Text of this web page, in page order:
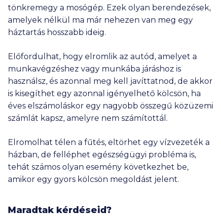
tönkremegy a mosógép. Ezek olyan berendezések,
amelyek nélkül ma már nehezen van meg egy
háztartás hosszabb ideig.
Előfordulhat, hogy elromlik az autód, amelyet a
munkavégzéshez vagy munkába járáshoz is
használsz, és azonnal meg kell javíttatnod, de akkor
is kisegíthet egy azonnal igényelhető kölcsön, ha
éves elszámoláskor egy nagyobb összegű közüzemi
számlát kapsz, amelyre nem számítottál.
Elromolhat télen a fűtés, eltörhet egy vízvezeték a
házban, de felléphet egészségügyi probléma is,
tehát számos olyan esemény következhet be,
amikor egy gyors kölcsön megoldást jelent.
Maradtak kérdéseid?